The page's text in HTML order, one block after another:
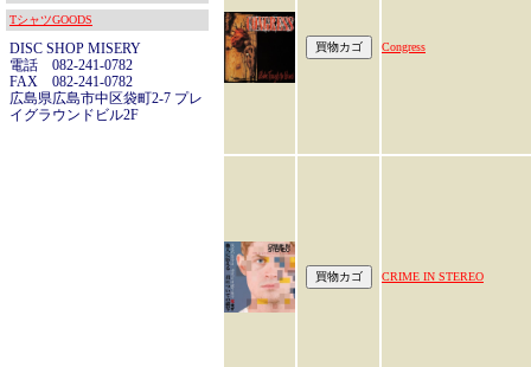
TシャツGOODS
DISC SHOP MISERY
電話 082-241-0782
FAX 082-241-0782
広島県広島市中区袋町2-7 プレ
イグラウンドビル2F
Congress
CRIME IN STEREO